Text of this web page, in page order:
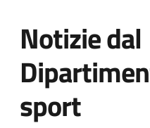
Notizie dal
sport